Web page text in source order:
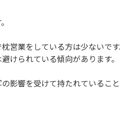
営業をしている方は少ないで
けられている傾向があります。
影響を受けて持たれているこ